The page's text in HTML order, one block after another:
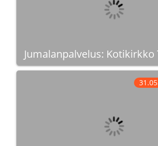
Jumalanpalvelus: Kotikirkko